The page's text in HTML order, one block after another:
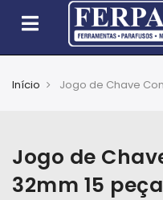
e
Jardim
Início Jogo de Chave
Jogo de
32mm 15